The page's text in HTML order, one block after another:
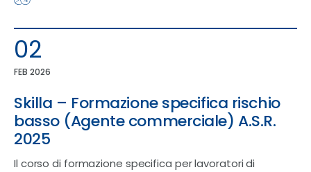
02
FEB 2026
Skilla – Formazione specifica rischio
basso (Agente commerciale) A.S.R.
2025
Il corso di formazione specifica per lavoratori di